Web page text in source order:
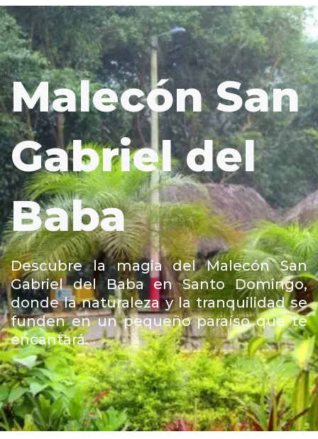
Malecón San
Gabriel del
Baba
Descubre la magia del Malecón San
Gabriel del Baba en Santo Domingo,
donde la naturaleza y la tranquilidad se
funden en un pequeño paraíso que te
encantará.